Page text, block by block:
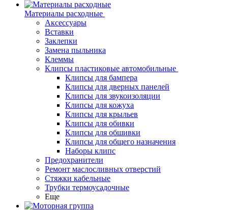
Материалы расходные
Аксессуары
Вставки
Заклепки
Замена пыльника
Клеммы
Клипсы пластиковые автомобильные
Клипсы для бампера
Клипсы для дверных панелей
Клипсы для звукоизоляции
Клипсы для кожуха
Клипсы для крыльев
Клипсы для обивки
Клипсы для обшивки
Клипсы для общего назначения
Наборы клипс
Предохранители
Ремонт маслосливных отверстий
Стяжки кабельные
Трубки термоусадочные
Еще